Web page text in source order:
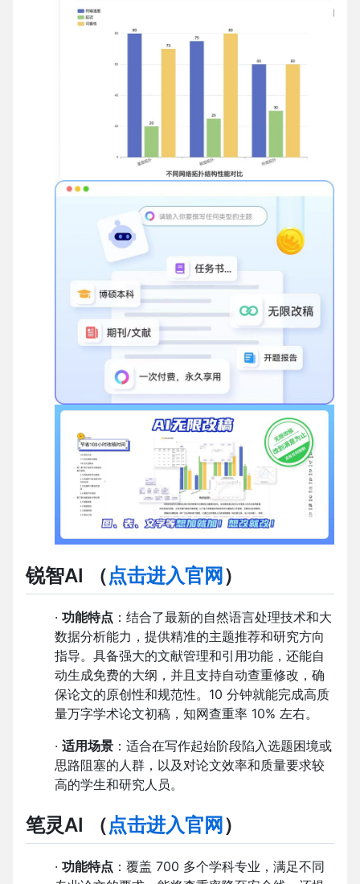
锐智AI （点击进入官网 ）
· 功能特点 ：结合了最新的自然语言处理技术和大
数据分析能力，提供精准的主题推荐和研究方向
指导。具备强大的文献管理和引用功能，还能自
动生成免费的大纲，并且支持自动查重修改，确
保论文的原创性和规范性。10 分钟就能完成高质
量万字学术论文初稿，知网查重率 10% 左右。
· 适用场景 ：适合在写作起始阶段陷入选题困境或
思路阻塞的人群，以及对论文效率和质量要求较
高的学生和研究人员。
笔灵AI （点击进入官网 ）
· 功能特点 ：覆盖 700 多个学科专业，满足不同